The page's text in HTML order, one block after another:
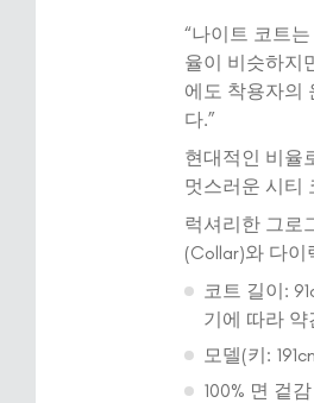
“나이트 코트
율이 비슷하지
에도 착용자의
다.”
현대적인 비율
멋스러운 시티
럭셔리한 그로
(Collar)와 다
코트 길이:
기에 따라
모델(키:
100% 면 겉감